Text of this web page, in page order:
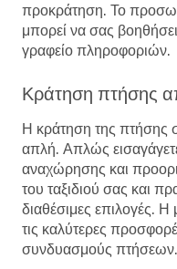
προκράτηση. Το
μπορεί να σας
γραφείο πληροφοριών.
Κράτηση πτήσης
Η κράτηση της πτήσης
απλή. Απλώς
αναχώρησης και
του ταξιδιού σας και
διαθέσιμες επιλογές.
τις καλύτερες
συνδυασμούς πτήσεων.